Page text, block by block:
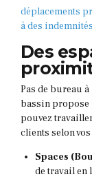
déplacements
à des
Des
Pas de bureau
bassin propose
pouvez
clients selon
Spaces
de travail en